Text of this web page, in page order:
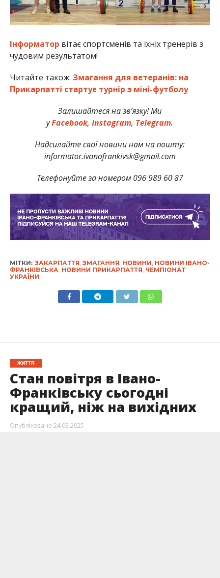
Інформатор вітає спортсменів та їхніх тренерів з
чудовим результатом!
Читайте також: Змагання для ветеранів: на
Прикарпатті стартує турнір з міні-футболу
Залишайтеся на зв’язку! Ми
уFacebook, Instagram, Telegram.
Надсилайте свої новини нам на пошту:
informator.ivanofrankivsk@gmail.com
Телефонуйте за номером 096 989 60 87
МІТКИ: ЗАКАРПАТТЯ ЗМАГАННЯ НОВИНИ НОВИНИ ІВАНО-
ФРАНКІВСЬКА НОВИНИ ПРИКАРПАТТЯ ЧЕМПІОНАТ
УКРАЇНИ
ЖИТТЯ
Стан повітря в Івано-
Франківську сьогодні
кращий, ніж на вихідних
Опубліковано 24.03.2025